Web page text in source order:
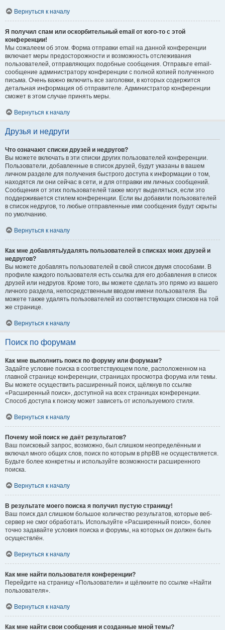
Вернуться к началу
Я получил спам или оскорбительный email от кого-то с этой
конференции!
Мы сожалеем об этом. Форма отправки email на данной конференции
включает меры предосторожности и возможность отслеживания
пользователей, отправляющих подобные сообщения. Отправьте email-
сообщение администратору конференции с полной копией полученного
письма. Очень важно включить все заголовки, в которых содержится
детальная информация об отправителе. Администратор конференции
сможет в этом случае принять меры.
Вернуться к началу
Друзья и недруги
Что означают списки друзей и недругов?
Вы можете включать в эти списки других пользователей конференции.
Пользователи, добавленные в список друзей, будут указаны в вашем
личном разделе для получения быстрого доступа к информации о том,
находятся ли они сейчас в сети, и для отправки им личных сообщений.
Сообщения от этих пользователей также могут выделяться, если это
поддерживается стилем конференции. Если вы добавили пользователей
в список недругов, то любые отправленные ими сообщения будут скрыты
по умолчанию.
Вернуться к началу
Как мне добавлять/удалять пользователей в списках моих друзей и
недругов?
Вы можете добавлять пользователей в свой список двумя способами. В
профиле каждого пользователя есть ссылка для его добавления в список
друзей или недругов. Кроме того, вы можете сделать это прямо из вашего
личного раздела, непосредственным вводом имени пользователя. Вы
можете также удалять пользователей из соответствующих списков на той
же странице.
Вернуться к началу
Поиск по форумам
Как мне выполнить поиск по форуму или форумам?
Задайте условие поиска в соответствующем поле, расположенном на
главной странице конференции, страницах просмотра форума или темы.
Вы можете осуществить расширенный поиск, щёлкнув по ссылке
«Расширенный поиск», доступной на всех страницах конференции.
Способ доступа к поиску может зависеть от используемого стиля.
Вернуться к началу
Почему мой поиск не даёт результатов?
Ваш поисковый запрос, возможно, был слишком неопределённым и
включал много общих слов, поиск по которым в phpBB не осуществляется.
Будьте более конкретны и используйте возможности расширенного
поиска.
Вернуться к началу
В результате моего поиска я получил пустую страницу!
Ваш поиск дал слишком большое количество результатов, которые веб-
сервер не смог обработать. Используйте «Расширенный поиск», более
точно задавайте условия поиска и форумы, на которых он должен быть
осуществлён.
Вернуться к началу
Как мне найти пользователя конференции?
Перейдите на страницу «Пользователи» и щёлкните по ссылке «Найти
пользователя».
Вернуться к началу
Как мне найти свои сообщения и созданные мной темы?